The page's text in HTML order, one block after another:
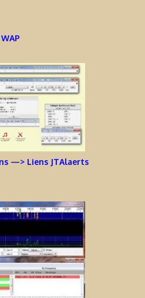
—> Liens JTAlaerts